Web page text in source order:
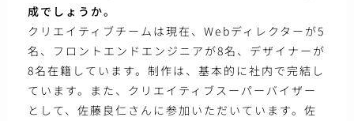
成でしょうか。
クリエイティブチームは現在、Webディレクターが5
名、フロントエンドエンジニアが8名、デザイナーが
8名在籍しています。制作は、基本的に社内で完結し
ています。また、クリエイティブスーパーバイザー
として、佐藤良仁さんに参加いただいています。佐